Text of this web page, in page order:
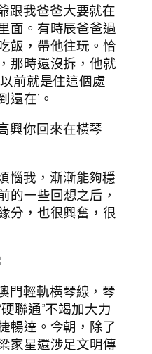
跟我爸爸大要就在
面。有時辰爸爸過
飯，帶他往玩。恰
那時還沒拆，他就
前就是住這個處
在’。
興你回來在橫琴
惱我，漸漸能夠穩
的一些回想之后，
分，也很興奮，很
門輕軌橫琴線，琴
聯通”不竭加大力
暢達。今朝，除了
家星還涉足文明傳